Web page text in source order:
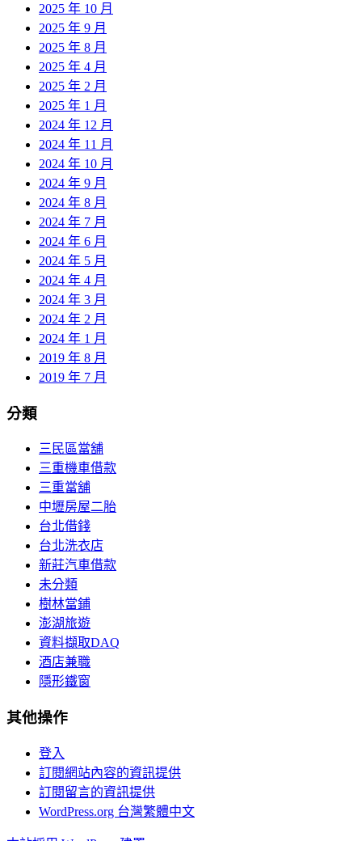
2025 年 10 月
2025 年 9 月
2025 年 8 月
2025 年 4 月
2025 年 2 月
2025 年 1 月
2024 年 12 月
2024 年 11 月
2024 年 10 月
2024 年 9 月
2024 年 8 月
2024 年 7 月
2024 年 6 月
2024 年 5 月
2024 年 4 月
2024 年 3 月
2024 年 2 月
2024 年 1 月
2019 年 8 月
2019 年 7 月
分類
三民區當舖
三重機車借款
三重當舖
中壢房屋二胎
台北借錢
台北洗衣店
新莊汽車借款
未分類
樹林當鋪
澎湖旅遊
資料擷取DAQ
酒店兼職
隱形鐵窗
其他操作
登入
訂閱網站內容的資訊提供
訂閱留言的資訊提供
WordPress.org 台灣繁體中文